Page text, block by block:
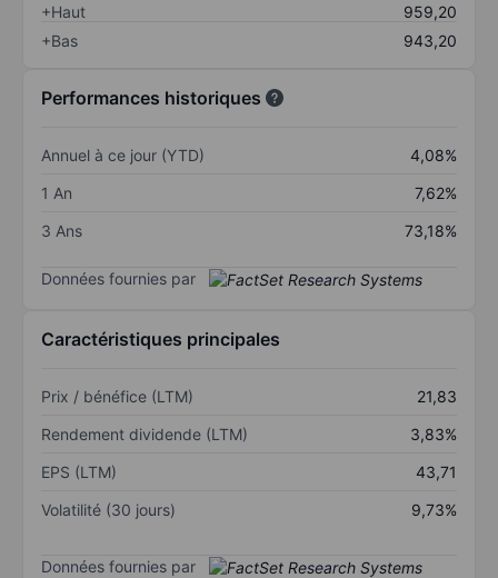
+Haut
959,20
+Bas
943,20
Performances historiques
Annuel à ce jour (YTD)
4,08%
1 An
7,62%
3 Ans
73,18%
Données fournies par
Caractéristiques principales
Prix / bénéfice (LTM)
21,83
Rendement dividende (LTM)
3,83%
EPS (LTM)
43,71
Volatilité (30 jours)
9,73%
Données fournies par